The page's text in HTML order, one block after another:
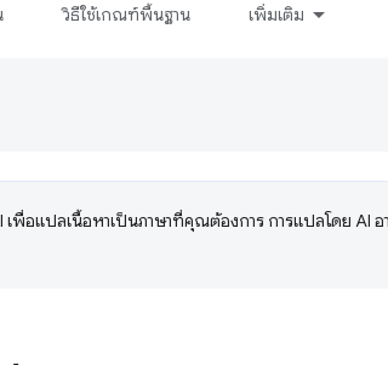
วิธีใช้เกณฑ์พื้นฐาน เพิ่มเติม
เพื่อแปลเนื้อหาเป็นภาษาที่คุณต้องการ การแปลโดย AI อ